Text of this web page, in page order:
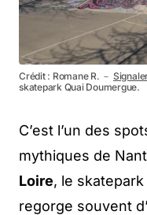
Crédit : Romane R. －
skatepark Quai Doumergue.
C’est l’un des
mythiques de
Loire, le
regorge souvent